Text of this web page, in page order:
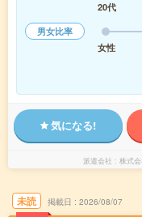
20代
男女比率
女性
気になる!
派遣会社 株式
未読 掲載日 2026/08/07